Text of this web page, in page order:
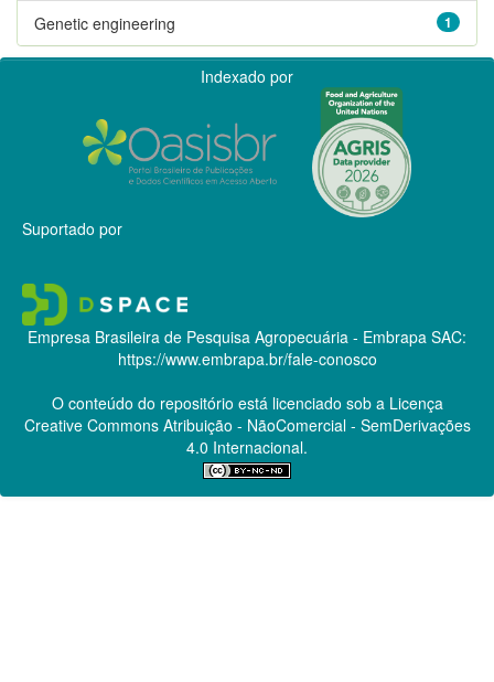
1
Genetic engineering
Indexado por
Suportado por
Empresa Brasileira de Pesquisa Agropecuária - Embrapa SAC:
https://www.embrapa.br/fale-conosco
O conteúdo do repositório está licenciado sob a Licença
Creative CommonsAtribuição - NãoComercial - SemDerivações
4.0 Internacional.